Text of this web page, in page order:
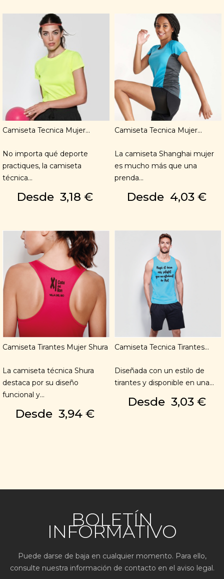
Camiseta Tecnica Mujer...
No importa qué deporte
practiques, la camiseta
técnica...
Desde 3,18 €
Camiseta Tecnica Mujer...
La camiseta Shanghai mujer
es mucho más que una
prenda...
Desde 4,03 €
Camiseta Tirantes Mujer Shura
La camiseta técnica Shura
destaca por su diseño
funcional y...
Desde 3,94 €
Camiseta Tecnica Tirantes...
Diseñada con un estilo de
tirantes y disponible en una...
Desde 3,03 €
BOLETÍN
INFORMATIVO
Puede darse de baja en cualquier momento. Para ello,
consulte nuestra información de contacto en el aviso legal.